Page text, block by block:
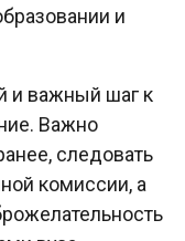
и
и важный шаг к
Важно
следовать
комиссии, а